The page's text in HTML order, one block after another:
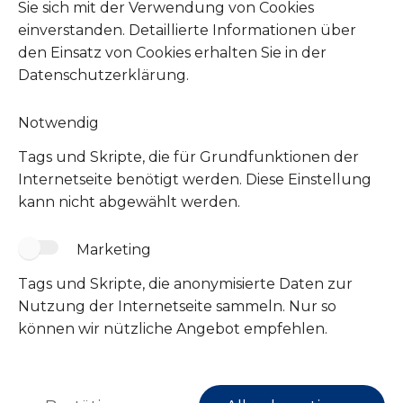
Unsere Amazon Wunschliste
Unsere Zookauf Wunschliste
Folge uns
Sie sich mit der Verwendung von Cookies
einverstanden. Detaillierte Informationen über
den Einsatz von Cookies erhalten Sie in der
Datenschutzerklärung.
Notwendig
Tags und Skripte, die für Grundfunktionen der
Internetseite benötigt werden. Diese Einstellung
kann nicht abgewählt werden.
Marketing
Tags und Skripte, die anonymisierte Daten zur
Nutzung der Internetseite sammeln. Nur so
können wir nützliche Angebot empfehlen.